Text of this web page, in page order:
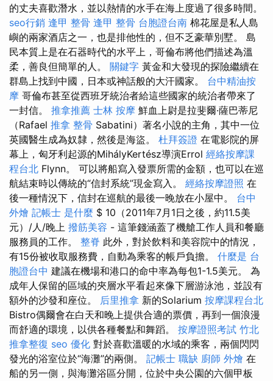
的丈夫喜歡潛水，並以熱情的水手在海上度過了很多時間。
seo行銷 逢甲 整骨 逢甲 整骨 台胞證台南 棉花屋是私人島
嶼的兩家酒店之一，也是排他性的，但不乏豪華別墅。 島
民本質上是在石器時代的水平上，哥倫布將他們描述為溫
柔，善良但簡單的人。 關鍵字 黃金和大發現的​​探險繼續在
群島上找到中國，日本或神話般的大汗國家。 台中精油按
摩 哥倫布甚至從西班牙統治者給這些國家的統治者帶來了
一封信。 推拿推薦 士林 按摩 鮮血上尉是拉斐爾·薩巴蒂尼
（Rafael 推拿 整骨 Sabatini）著名小說的主角，其中一位
英國醫生成為奴隸，然後是海盜。 杜拜簽證 在電影院的屏
幕上，匈牙利起源的MihályKertész導演Errol 經絡按摩課
程台北 Flynn。 可以將船寫入發票所需的金額，也可以在巡
航結束時以傳統的“信封系統”現金寫入。 經絡按摩證照 在
後一種情況下，信封在巡航的最後一晚放在小屋中。 台中
外燴 記帳士 是什麼 $ 10（2011年7月1日之後，約11.5美
元）/人/晚上 撥筋美容 - 這筆錢涵蓋了機艙工作人員和餐廳
服務員的工作。 整脊 此外，對於飲料和美容院中的情況，
有15份被收取服務費，自動為乘客的帳戶負擔。 什麼是 台
胞證台中 建議在機場和港口的命中率為每包1-1.5美元。 為
成年人保留的區域的夾層水平看起來像下層游泳池，並設有
額外的沙發和座位。 后里推拿 新的Solarium 按摩課程台北
Bistro偶爾會在白天和晚上提供合適的票價，再到一個浪漫
而舒適的環境，以供各種餐點和舞蹈。 按摩證照考試 竹北
推拿整復 seo 優化 對於喜歡溫暖的水域的乘客，兩個閃閃
發光的浴室位於“海灘”的兩側。 記帳士 職缺 廚師 外燴 在
船的另一側，與海灘浴區分開，位於中央公園的六個甲板